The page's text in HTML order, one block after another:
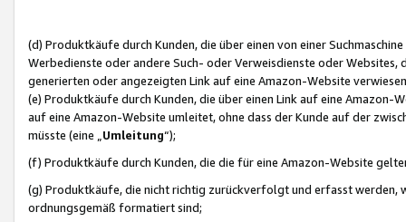
(d) Produktkäufe durch Kunden, die über einen von einer
Werbedienste oder andere Such- oder Verweisdienste oder Websites,
generierten oder angezeigten Link auf eine Amazon-Website
(e) Produktkäufe durch Kunden, die über einen Link auf eine
auf eine Amazon-Website umleitet, ohne dass der Kunde auf der
müsste (eine „ Umleitung“);
(f) Produktkäufe durch Kunden, die die für eine Amazon-Website
(g) Produktkäufe, die nicht richtig zurückverfolgt und erfasst werden,
ordnungsgemäß formatiert sind;